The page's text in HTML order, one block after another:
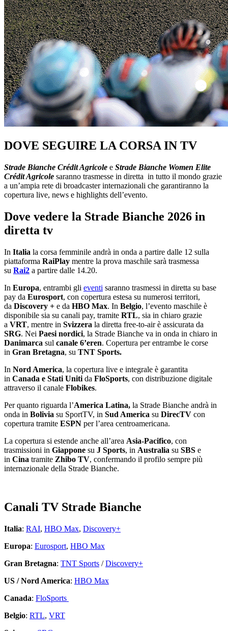
DOVE SEGUIRE LA CORSA IN TV
Strade Bianche Crédit Agricole e Strade Bianche Women Elite
Crédit Agricole saranno trasmesse in diretta in tutto il mondo grazie
a un’ampia rete di broadcaster internazionali che garantiranno la
copertura live, news e highlights dell’evento.
Dove vedere la Strade Bianche 2026 in
diretta tv
In Italia la corsa femminile andrà in onda a partire dalle 12 sulla
piattaforma RaiPlay mentre la prova maschile sarà trasmessa
su Rai2 a partire dalle 14.20.
In Europa, entrambi gli eventi saranno trasmessi in diretta su base
pay da Eurosport, con copertura estesa su numerosi territori,
da Discovery + e da HBO Max. In Belgio, l’evento maschile è
disponibile sia su canali pay, tramite RTL, sia in chiaro grazie
a VRT, mentre in Svizzera la diretta free-to-air è assicurata da
SRG. Nei Paesi nordici, la Strade Bianche va in onda in chiaro in
Danimarca sul canale 6’eren. Copertura per entrambe le corse
in Gran Bretagna, su TNT Sports.
In Nord America, la copertura live e integrale è garantita
in Canada e Stati Uniti da FloSports, con distribuzione digitale
attraverso il canale Flobikes.
Per quanto riguarda l’America Latina, la Strade Bianche andrà in
onda in Bolivia su SportTV, in Sud America su DirecTV con
copertura tramite ESPN per l’area centroamericana.
La copertura si estende anche all’area Asia-Pacifico, con
trasmissioni in Giappone su J Sports, in Australia su SBS e
in Cina tramite Zhibo TV, confermando il profilo sempre più
internazionale della Strade Bianche.
Canali TV Strade Bianche
Italia: RAI, HBO Max, Discovery+
Europa: Eurosport, HBO Max
Gran Bretagna: TNT Sports /Discovery+
US / Nord America: HBO Max
Canada: FloSports
Belgio: RTL, VRT